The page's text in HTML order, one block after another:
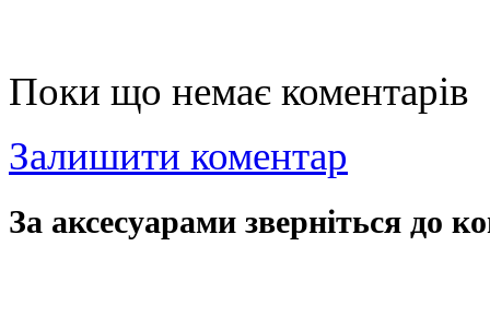
Поки що немає коментарів
Залишити коментар
За аксесуарами зверніться до